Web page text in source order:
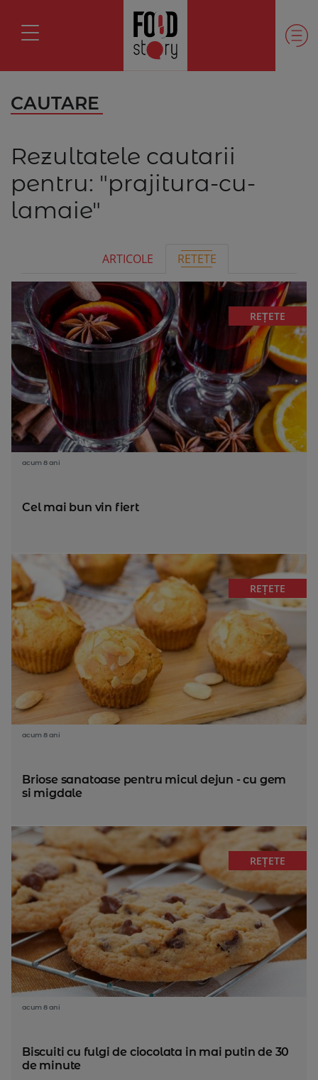
CAUTARE
Rezultatele cautarii
pentru: "prajitura-cu-
lamaie"
ARTICOLE RETETE
REȚETE
acum 8 ani
Cel mai bun vin fiert
REȚETE
acum 8 ani
Briose sanatoase pentru micul dejun - cu gem
si migdale
REȚETE
acum 8 ani
Biscuiti cu fulgi de ciocolata in mai putin de 30
de minute